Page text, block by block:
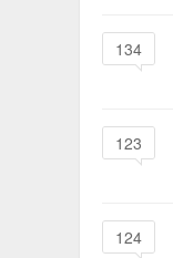
134
123
124